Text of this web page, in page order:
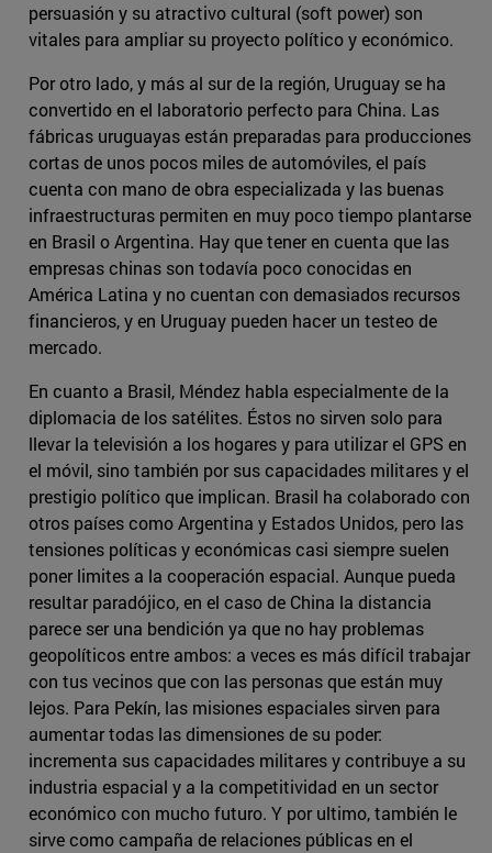
persuasión y su atractivo cultural (soft power) son
vitales para ampliar su proyecto político y económico.
Por otro lado, y más al sur de la región, Uruguay se ha
convertido en el laboratorio perfecto para China. Las
fábricas uruguayas están preparadas para producciones
cortas de unos pocos miles de automóviles, el país
cuenta con mano de obra especializada y las buenas
infraestructuras permiten en muy poco tiempo plantarse
en Brasil o Argentina. Hay que tener en cuenta que las
empresas chinas son todavía poco conocidas en
América Latina y no cuentan con demasiados recursos
financieros, y en Uruguay pueden hacer un testeo de
mercado.
En cuanto a Brasil, Méndez habla especialmente de la
diplomacia de los satélites. Éstos no sirven solo para
llevar la televisión a los hogares y para utilizar el GPS en
el móvil, sino también por sus capacidades militares y el
prestigio político que implican. Brasil ha colaborado con
otros países como Argentina y Estados Unidos, pero las
tensiones políticas y económicas casi siempre suelen
poner limites a la cooperación espacial. Aunque pueda
resultar paradójico, en el caso de China la distancia
parece ser una bendición ya que no hay problemas
geopolíticos entre ambos: a veces es más difícil trabajar
con tus vecinos que con las personas que están muy
lejos. Para Pekín, las misiones espaciales sirven para
aumentar todas las dimensiones de su poder:
incrementa sus capacidades militares y contribuye a su
industria espacial y a la competitividad en un sector
económico con mucho futuro. Y por ultimo, también le
sirve como campaña de relaciones públicas en el